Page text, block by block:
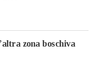
zona boschiva